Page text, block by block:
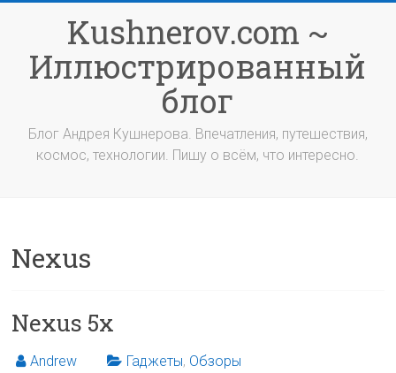
содержимомуKushnerov.com ~
Иллюстрированный
блог
Блог Андрея Кушнерова. Впечатления, путешествия,
космос, технологии. Пишу о всём, что интересно.
Nexus
Nexus 5x
Andrew Гаджеты, Обзоры